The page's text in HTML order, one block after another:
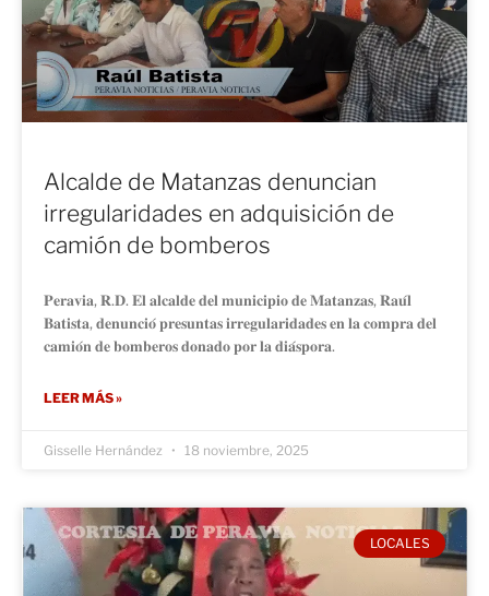
Alcalde de Matanzas denuncian
irregularidades en adquisición de
camión de bomberos
𝐏𝐞𝐫𝐚𝐯𝐢𝐚, 𝐑.𝐃. 𝐄𝐥 𝐚𝐥𝐜𝐚𝐥𝐝𝐞 𝐝𝐞𝐥 𝐦𝐮𝐧𝐢𝐜𝐢𝐩𝐢𝐨 𝐝𝐞 𝐌𝐚𝐭𝐚𝐧𝐳𝐚𝐬, 𝐑𝐚𝐮́𝐥
𝐁𝐚𝐭𝐢𝐬𝐭𝐚, 𝐝𝐞𝐧𝐮𝐧𝐜𝐢𝐨́ 𝐩𝐫𝐞𝐬𝐮𝐧𝐭𝐚𝐬 𝐢𝐫𝐫𝐞𝐠𝐮𝐥𝐚𝐫𝐢𝐝𝐚𝐝𝐞𝐬 𝐞𝐧 𝐥𝐚 𝐜𝐨𝐦𝐩𝐫𝐚 𝐝𝐞𝐥
𝐜𝐚𝐦𝐢𝐨́𝐧 𝐝𝐞 𝐛𝐨𝐦𝐛𝐞𝐫𝐨𝐬 𝐝𝐨𝐧𝐚𝐝𝐨 𝐩𝐨𝐫 𝐥𝐚 𝐝𝐢𝐚́𝐬𝐩𝐨𝐫𝐚.
LEER MÁS »
Gisselle Hernández 18 noviembre, 2025
LOCALES